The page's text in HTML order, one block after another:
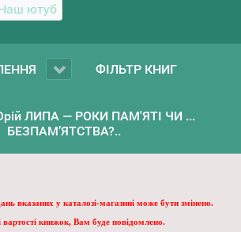
ютуб
ФІЛЬТР КНИГ
ЛИПА — РОКИ ПАМ'ЯТІ ЧИ ...
БЕЗПАМ’ЯТСТВА?..
вказаних у каталозі-магазині може бути змінено.
вартості книжок, Вам буде повідомлено.